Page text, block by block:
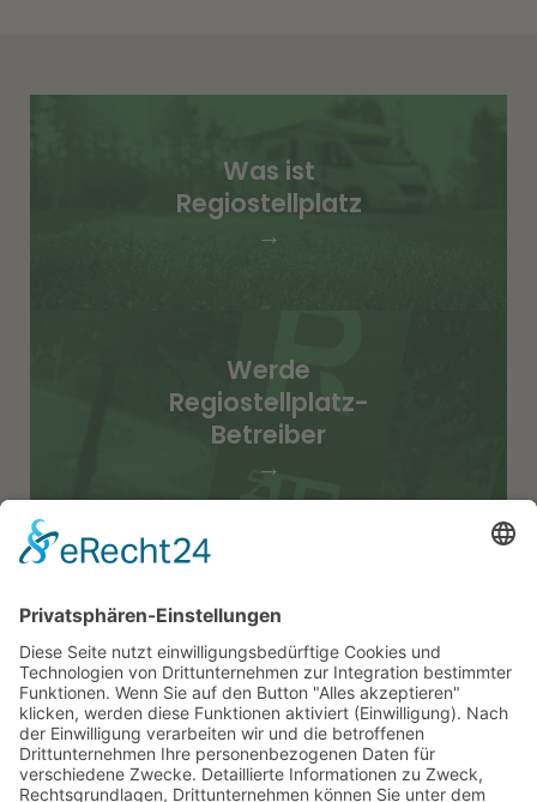
Was ist
Regiostellplatz
→
Werde
Regiostellplatz-
Betreiber
→
Stellplätze
Erlebnisse
News
Was ist Regiostellplatz
Werde Regiostellplatz-Betreiber